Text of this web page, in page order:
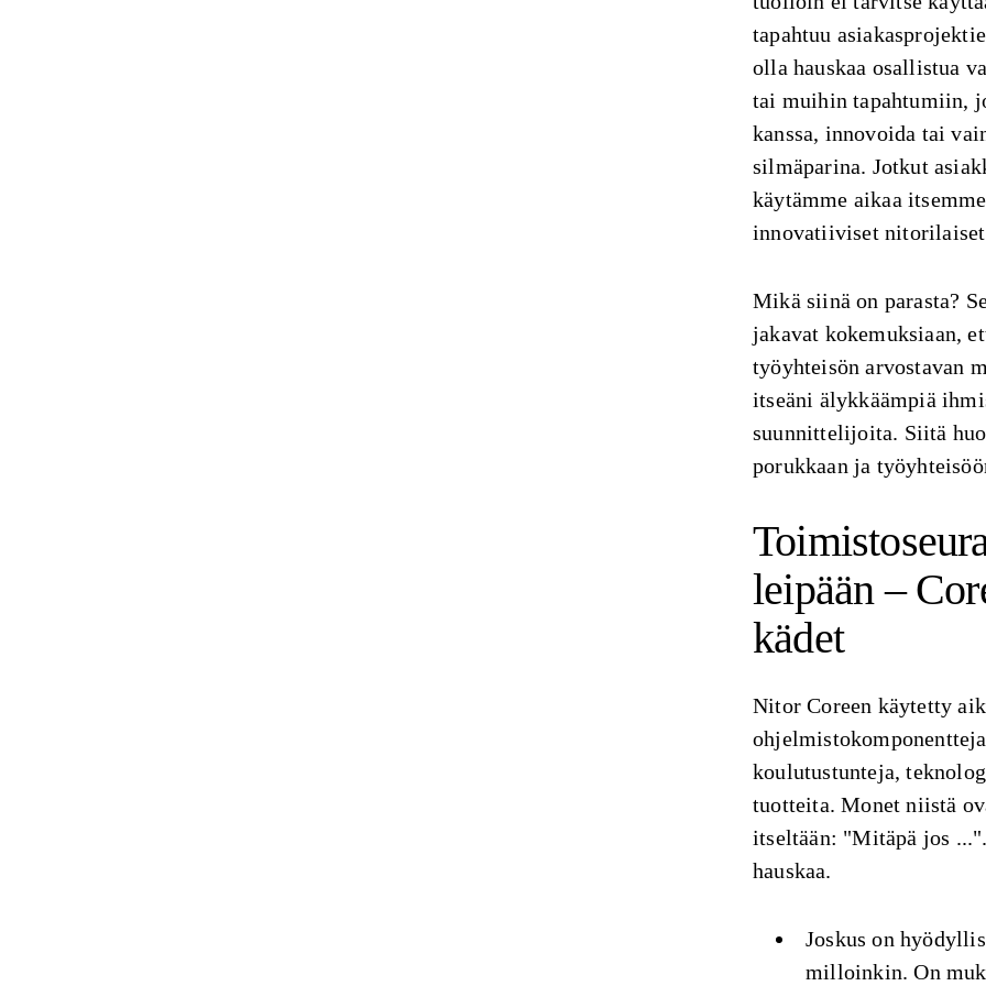
tapahtuu
olla hauskaa osallistua
tai muihin tapahtumiin,
kanssa, innovoida tai
silmäparina. Jotkut
käytämme aikaa
innovatiiviset nitorilaiset
Mikä siinä on parasta?
jakavat kokemuksiaan,
työyhteisön arvostavan
itseäni älykkäämpiä
suunnittelijoita. Siitä
porukkaan ja
leipään –
kädet
Nitor Coreen käytetty
koulutustunteja,
tuotteita. Monet niistä
itseltään: "Mitäpä jos
hauskaa.
Joskus on
milloinkin. On